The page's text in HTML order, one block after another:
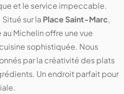
et le service impeccable.
Situé sur la Place Saint-Marc,
Michelin offre une vue
sophistiquée. Nous
par la créativité des plats
Un endroit parfait pour